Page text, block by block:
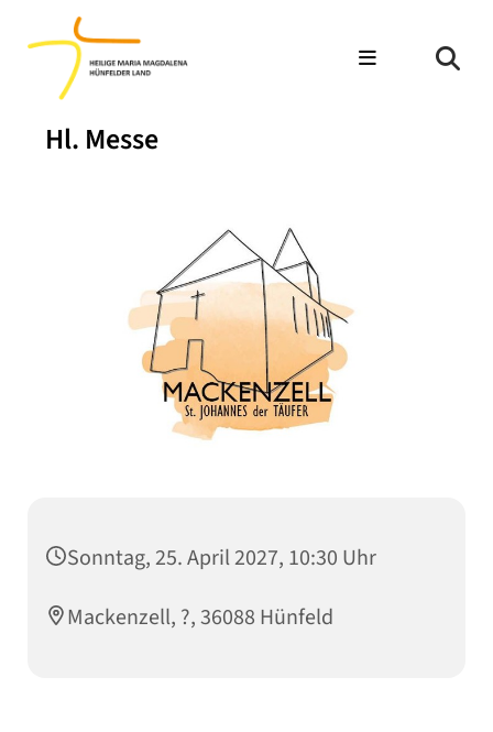
Hl. Messe
Sonntag, 25. April 2027, 10:30 Uhr
Mackenzell, ?, 36088 Hünfeld